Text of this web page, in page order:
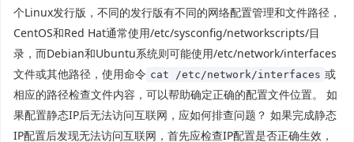
个Linux发行版，不同的发行版有不同的网络配置管理和文件路径，
CentOS和Red Hat通常使用/etc/sysconfig/networkscripts/目
录，而Debian和Ubuntu系统则可能使用/etc/network/interfaces
文件或其他路径，使用命令 cat /etc/network/interfaces 或
相应的路径检查文件内容，可以帮助确定正确的配置文件位置。 如
果配置静态IP后无法访问互联网，应如何排查问题？ 如果完成静态
IP配置后发现无法访问互联网，首先应检查IP配置是否正确生效，